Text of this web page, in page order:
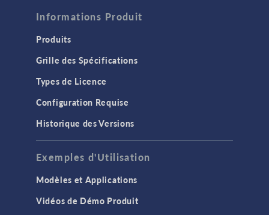
Informations Produit
Produits
Grille des Spécifications
Types de Licence
Configuration Requise
Historique des Versions
Exemples d'Utilisation
Modèles et Applications
Vidéos de Démo Produit